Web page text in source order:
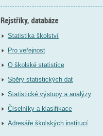
Rejstříky, databáze
Statistika školství
Pro veřejnost
O školské statistice
Sběry statistických dat
Statistické výstupy a analýzy
Číselníky a klasifikace
Adresáře školských institucí